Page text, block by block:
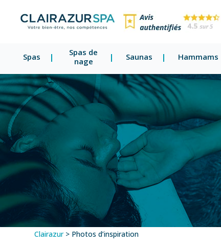
Spas
Spas de
nage
Saunas Hammams
Clairazur> Photos d’inspiration